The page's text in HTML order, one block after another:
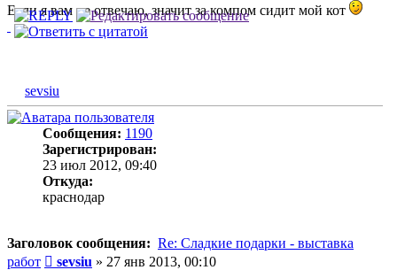
Если я вам не отвечаю, значит за компом сидит мой кот
sevsiu
Сообщения: 1190
Зарегистрирован:
23 июл 2012, 09:40
Откуда:
краснодар
Заголовок сообщения: Re: Сладкие подарки - выставка
работ
Сообщение
sevsiu » 27 янв 2013, 00:10